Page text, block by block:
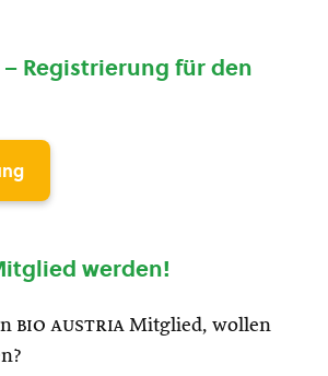
Registrierung für den
werden!
bio austria Mitglied, wollen